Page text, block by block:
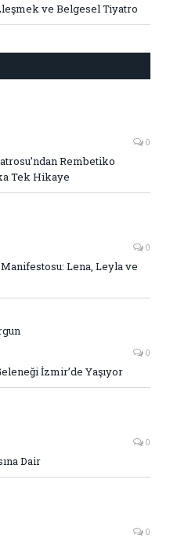
ve Belgesel Tiyatro
0
Rembetiko
Tek Hikaye
0
Manifestosu: Lena, Leyla ve
0
İzmir’de Yaşıyor
0
Dair
0